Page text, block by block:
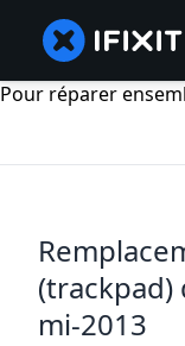
Pour réparer
(trackpad)
mi-2013